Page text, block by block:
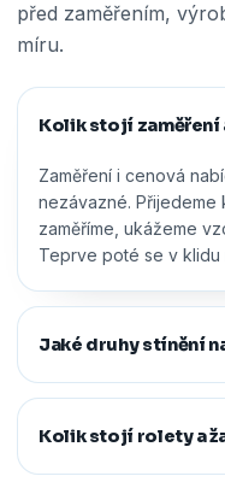
před zaměřením,
míru.
Kolik stojí zaměření
Zaměření i cenová
nezávazné. Přijedeme
zaměříme, ukážeme
Teprve poté se v
Jaké druhy stínění
Nabízíme vnitřní i
noc, plisé rolety,
dřevěné, bambusové i
hmyzu. Vyrobíme
Kolik stojí rolety a